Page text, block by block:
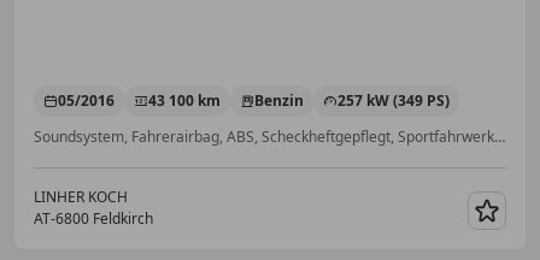
05/2016 43 100 km Benzin
257 kW (349 PS)
Soundsystem, Fahrerairbag, ABS, Scheckheftgepflegt, Sportfahrwerk, Sitzheizung, Tempomat, Beheizbares Lenkrad
LINHER KOCH
AT-6800 Feldkirch